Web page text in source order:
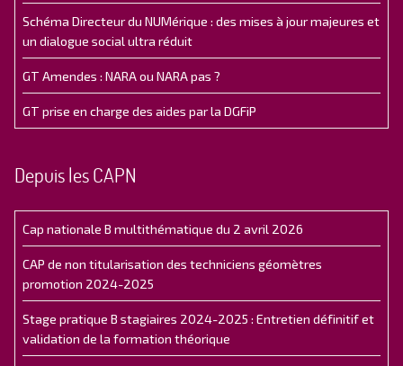
Schéma Directeur du NUMérique : des mises à jour majeures et
un dialogue social ultra réduit
GT Amendes : NARA ou NARA pas ?
GT prise en charge des aides par la DGFiP
Depuis les CAPN
Cap nationale B multithématique du 2 avril 2026
CAP de non titularisation des techniciens géomètres
promotion 2024-2025
Stage pratique B stagiaires 2024-2025 : Entretien définitif et
validation de la formation théorique